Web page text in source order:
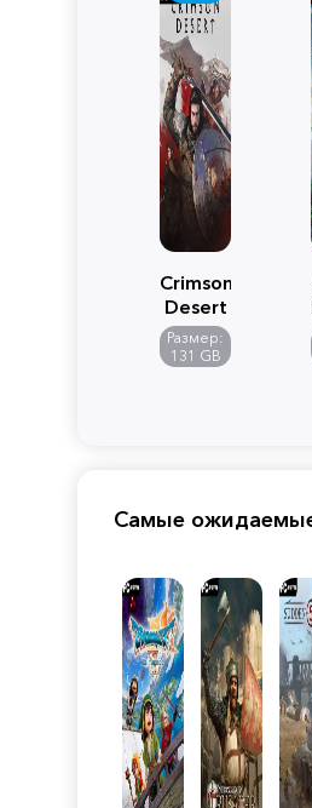
Crimson
Desert
Размер:
131 GB
Самые